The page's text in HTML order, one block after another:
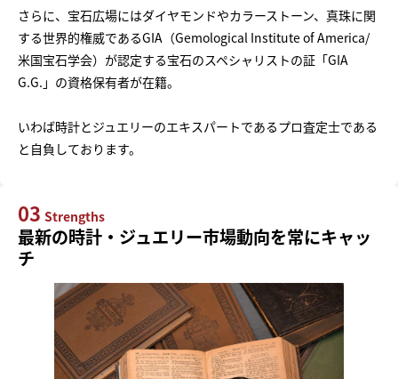
さらに、宝石広場にはダイヤモンドやカラーストーン、真珠に関
する世界的権威であるGIA（Gemological Institute of America/
米国宝石学会）が認定する宝石のスペシャリストの証「GIA
G.G.」の資格保有者が在籍。
いわば時計とジュエリーのエキスパートであるプロ査定士である
と自負しております。
03 Strengths
最新の時計・ジュエリー市場動向を常にキャッ
チ